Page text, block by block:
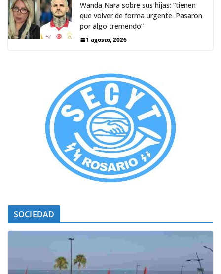
Wanda Nara sobre sus hijas: “tienen
que volver de forma urgente. Pasaron
por algo tremendo”
1 agosto, 2026
SOCIEDAD